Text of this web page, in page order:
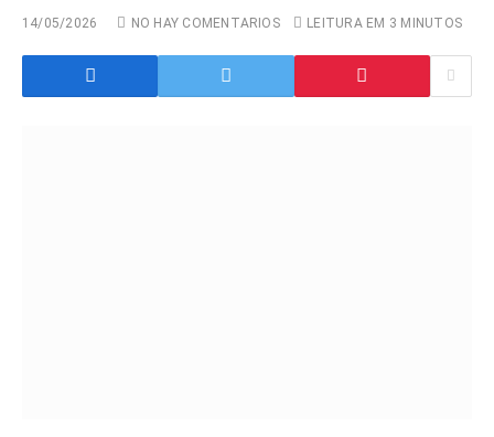
14/05/2026 NO HAY COMENTARIOS LEITURA EM 3 MINUTOS